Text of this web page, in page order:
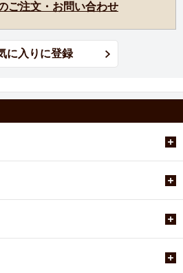
ご注文・お問い合わせ